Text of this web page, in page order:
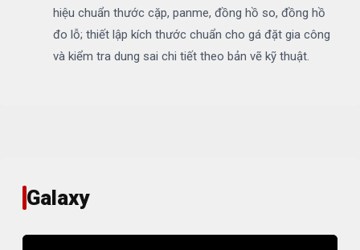
hiệu chuẩn thước cặp, panme, đồng hồ so, đồng hồ
đo lỗ; thiết lập kích thước chuẩn cho gá đặt gia công
và kiểm tra dung sai chi tiết theo bản vẽ kỹ thuật.
Galaxy